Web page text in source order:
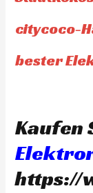
citycoco-
bester
Kaufen
https://